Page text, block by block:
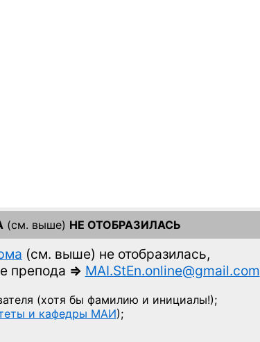
(см. выше) НЕ ОТОБРАЗИЛАСЬ
(см. выше) не отобразилась,
препода => MAI.StEn.online@gmail.com
(хотя бы фамилию и инициалы!);
и кафедры МАИ);